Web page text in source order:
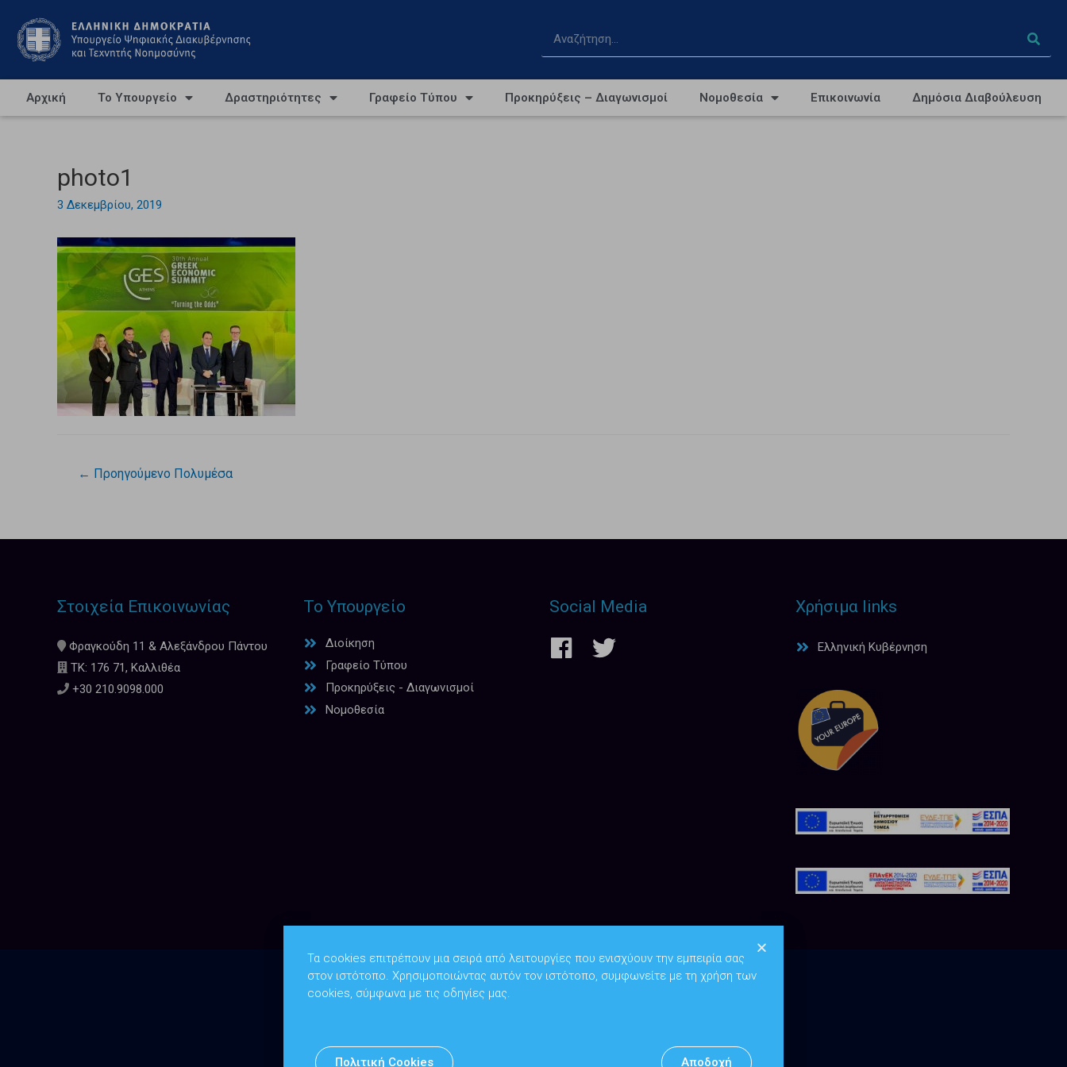
Αρχική Το Υπουργείο Δραστηριότητες Γραφείο Τύπου Προκηρύξεις – Διαγωνισμοί Νομοθεσία Επικοινωνία Δημόσια Διαβούλευση
photo1
3 Δεκεμβρίου, 2019
← Προηγούμενο Πολυμέσα
Στοιχεία Επικοινωνίας
Φραγκούδη 11 & Αλεξάνδρου Πάντου
ΤΚ: 176 71, Καλλιθέα
+30 210.9098.000
Το Υπουργείο
Διοίκηση
Γραφείο Τύπου
Προκηρύξεις - Διαγωνισμοί
Νομοθεσία
Social Media Χρήσιμα links
Ελληνική Κυβέρνηση
Copyright © 2026Υπουργείο Ψηφιακής Διακυβέρνησης
Τα cookies επιτρέπουν μια σειρά από λειτουργίες που ενισχύουν την εμπειρία σας
στον ιστότοπο. Χρησιμοποιώντας αυτόν τον ιστότοπο, συμφωνείτε με τη χρήση των
cookies, σύμφωνα με τις οδηγίες μας.
Πολιτική Cookies Αποδοχή